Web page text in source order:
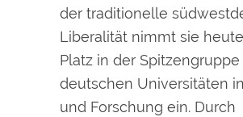
der traditionelle
Liberalität nimmt sie
Platz in der
deutschen Universitäten
und Forschung ein. Durch